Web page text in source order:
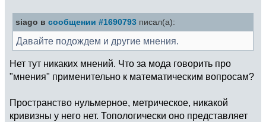
siago в сообщении #1690793 писал(а):
Давайте подождем и другие мнения.
Нет тут никаких мнений. Что за мода говорить про
"мнения" применительно к математическим вопросам?
Пространство нульмерное, метрическое, никакой
кривизны у него нет. Топологически оно представляет